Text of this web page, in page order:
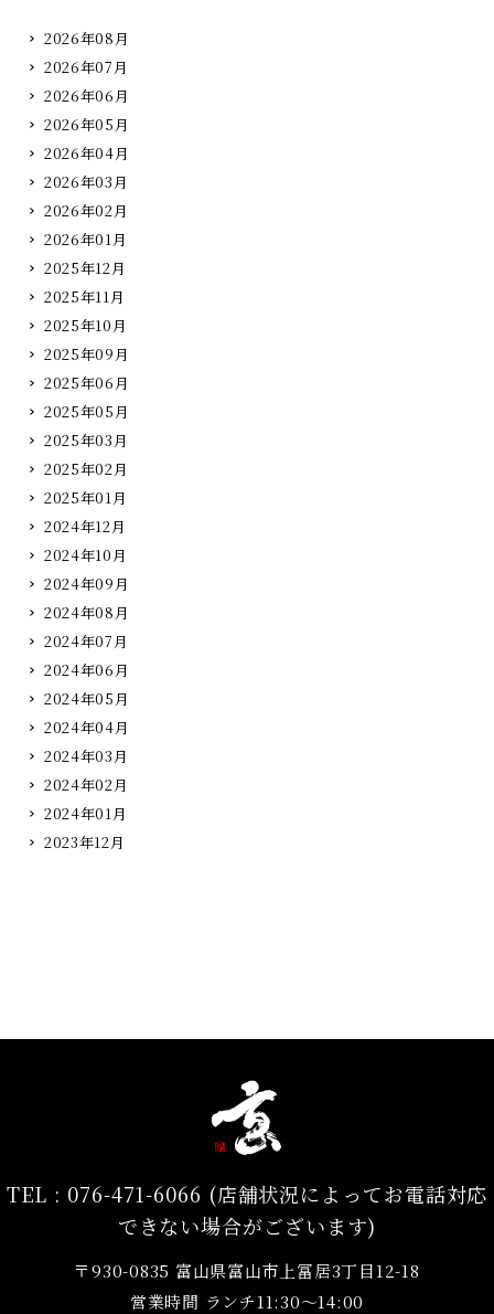
5月６日（水）ランチタイム休業（ディナータイムは営業
いたします）
※特別営業・・・・
ます。
トセット（税込2800円）」だけ
の
ご提供とさせていただきます。
もし、その他のお料理もご希望の場合（例えばお造り
等々）は、ご予約のお電話の際、
ご相談に応じますので、お気軽にお問い合わせください
ませ。
営業いたします）
5月 7日（木）
5月 8日（金）
5月12日（火）ランチタイムのみ休業（ディナータイムは
営業いたします）
5月19日（火）
5月23日（土）ランチタイムのみ休業（ディナータイムは
営業いたします）
5月24日（日）
2026年08月
2026年07月
2026年06月
2026年05月
2026年04月
2026年03月
2026年02月
2026年01月
2025年12月
2025年11月
2025年10月
2025年09月
2025年06月
2025年05月
2025年03月
2025年02月
2025年01月
2024年12月
2024年10月
2024年09月
2024年08月
2024年07月
2024年06月
2024年05月
2024年04月
2024年03月
2024年02月
2024年01月
2023年12月
TEL : 076-471-6066 (店舗状況によってお電話対応
できない場合がございます)
〒930-0835 富山県富山市上冨居3丁目12-18
営業時間 ランチ11:30～14:00